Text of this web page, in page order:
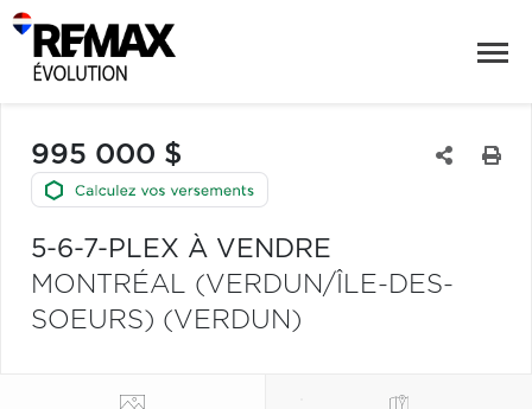
995 000 $
5-6-7-PLEX À VENDRE
MONTRÉAL (VERDUN/ÎLE-DES-
SOEURS) (VERDUN)